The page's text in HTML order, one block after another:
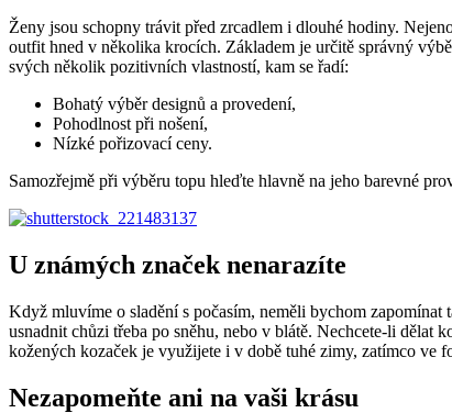
Ženy jsou schopny trávit před zrcadlem i dlouhé hodiny.
outfit hned v několika krocích. Základem je určitě správný
svých několik pozitivních vlastností, kam se řadí:
Bohatý výběr designů a provedení,
Pohodlnost při nošení,
Nízké pořizovací ceny.
Samozřejmě při výběru topu hleďte hlavně na jeho barevné
U známých značek nenarazíte
Když mluvíme o sladění s počasím, neměli bychom
usnadnit chůzi třeba po sněhu, nebo v blátě. Nechcete-li dělat
kožených kozaček je využijete i v době tuhé zimy, zatímco ve
Nezapomeňte ani na vaši krásu